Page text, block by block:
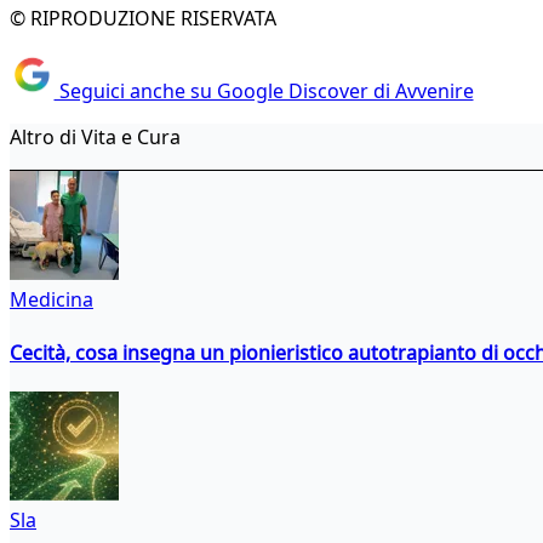
© RIPRODUZIONE RISERVATA
Seguici anche su Google Discover di Avvenire
Altro di Vita e Cura
Medicina
Cecità, cosa insegna un pionieristico autotrapianto di
Sla